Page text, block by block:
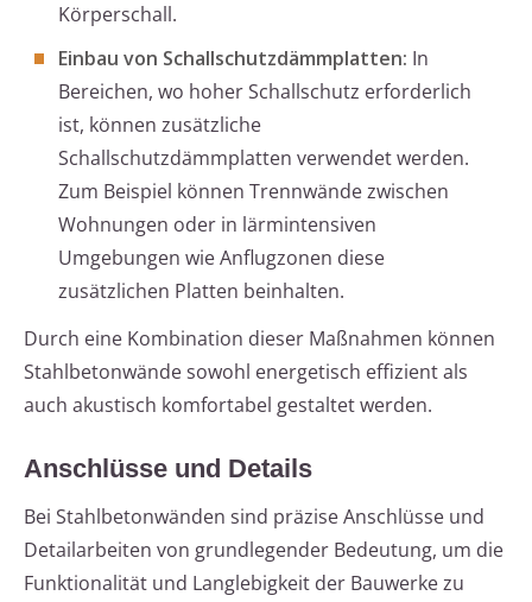
Körperschall.
Einbau von Schallschutzdämmplatten: In
Bereichen, wo hoher Schallschutz erforderlich
ist, können zusätzliche
Schallschutzdämmplatten verwendet werden.
Zum Beispiel können Trennwände zwischen
Wohnungen oder in lärmintensiven
Umgebungen wie Anflugzonen diese
zusätzlichen Platten beinhalten.
Durch eine Kombination dieser Maßnahmen können
Stahlbetonwände sowohl energetisch effizient als
auch akustisch komfortabel gestaltet werden.
Anschlüsse und Details
Bei Stahlbetonwänden sind präzise Anschlüsse und
Detailarbeiten von grundlegender Bedeutung, um die
Funktionalität und Langlebigkeit der Bauwerke zu